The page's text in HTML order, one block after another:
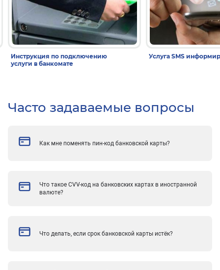
Инструкция по подключению
услуги в банкомате
Услуга SMS
Часто задаваемые вопросы
Как мне поменять пин-код банковской карты?
Что такое CVV-код на банковских картах в иностранной
валюте?
Что делать, если срок банковской карты истёк?